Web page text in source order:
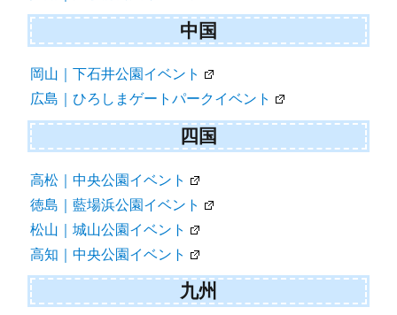
中国
岡山｜下石井公園イベント
広島｜ひろしまゲートパークイベント
四国
高松｜中央公園イベント
徳島｜藍場浜公園イベント
松山｜城山公園イベント
高知｜中央公園イベント
九州